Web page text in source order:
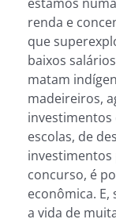
renda e
que
baixos
matam
madeireiros,
investimentos
escolas, de
concurso, é
econômica.
a vida de